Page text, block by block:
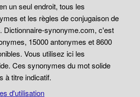
un seul endroit, tous les
et les règles de conjugaison de
Dictionnaire-synonyme.com, c'est
15000 antonymes et 8600
Vous utilisez ici les
Ces synonymes du mot solide
à titre indicatif.
d'utilisation